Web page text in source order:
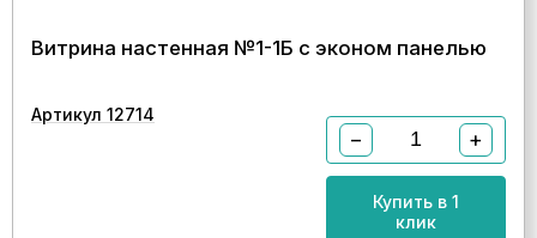
Витрина настенная №1-1Б с эконом панелью
Артикул 12714
− +
Купить в 1
клик